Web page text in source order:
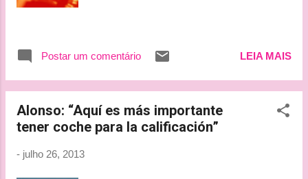
Lu
Postar um comentário LEIA MAIS
Alonso: “Aquí es más importante
tener coche para la calificación”
- julho 26, 2013